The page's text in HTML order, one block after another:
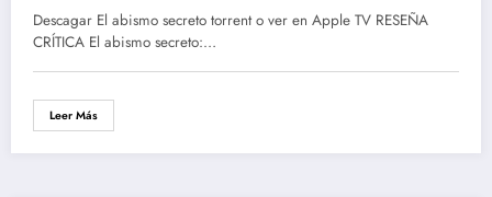
Descagar El abismo secreto torrent o ver en Apple TV RESEÑA
CRÍTICA El abismo secreto:…
Leer Más